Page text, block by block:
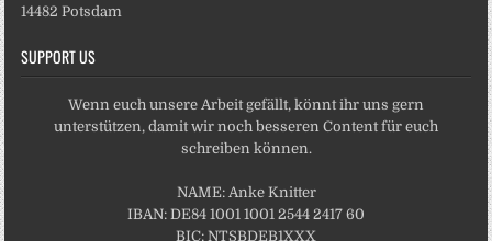
14482 Potsdam
SUPPORT US
Wenn euch unsere Arbeit gefällt, könnt ihr uns gern
unterstützen, damit wir noch besseren Content für euch
schreiben können.
NAME: Anke Knitter
IBAN: DE84 1001 1001 2544 2417 60
BIC: NTSBDEB1XXX